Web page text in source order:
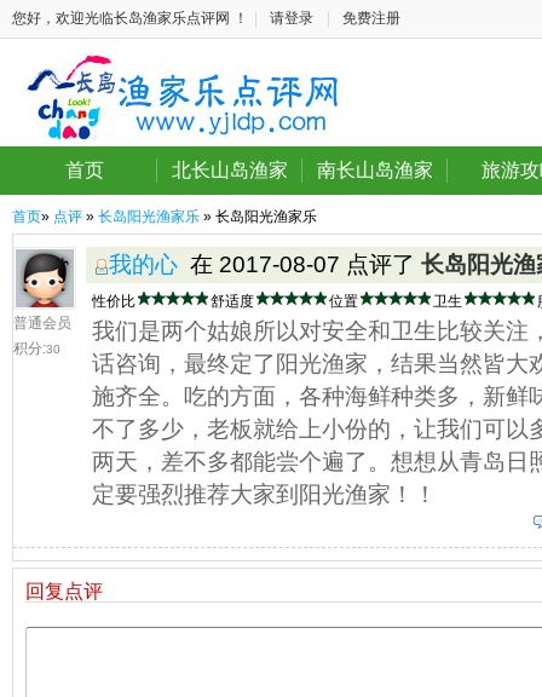
您好，欢迎光临长岛渔家乐点评网 ！ 请登录 免费注册
首页 北长山岛渔家 南长山岛渔家 旅游
首页» 点评 » 长岛阳光渔家乐 » 长岛阳光渔家乐
普通会员
积分:30
我的心 在 2017-08-07 点评了 长岛阳光渔
性价比 舒适度 位置 卫生
我们是两个姑娘所以对安全和卫生比较关注
话咨询，最终定了阳光渔家，结果当然皆大
施齐全。吃的方面，各种海鲜种类多，新鲜
不了多少，老板就给上小份的，让我们可以
两天，差不多都能尝个遍了。想想从青岛日
定要强烈推荐大家到阳光渔家！！
回复点评